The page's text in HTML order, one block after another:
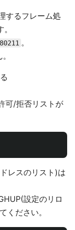
するフレーム処
。
可/拒否リストが
レスのリスト)は
設定のリロ
ください。